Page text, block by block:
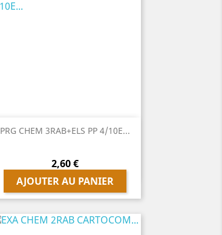
PRG CHEM 3RAB+ELS PP 4/10E...
Prix
2,60 €
AJOUTER AU PANIER
 Aperçu rapide